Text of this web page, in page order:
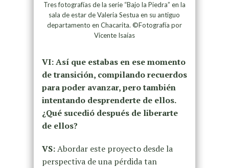
Tres fotografías de la serie “Bajo la Piedra” en la
sala de estar de Valeria Sestua en su antiguo
departamento en Chacarita. ©Fotografía por
Vicente Isaías
VI: Así que estabas en ese momento
de transición, compilando recuerdos
para poder avanzar, pero también
intentando desprenderte de ellos.
¿Qué sucedió después de liberarte
de ellos?
VS:Abordar este proyecto desde la
perspectiva de una pérdida tan